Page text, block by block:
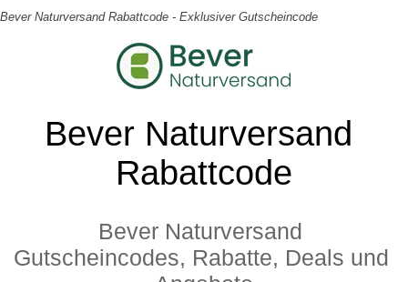
Bever Naturversand Rabattcode - Exklusiver Gutscheincode
Bever Naturversand
Rabattcode
Bever Naturversand
Gutscheincodes, Rabatte, Deals und